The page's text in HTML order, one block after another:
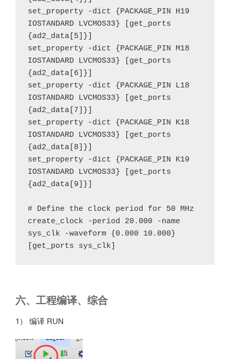
set_property -dict {PACKAGE_PIN H19
IOSTANDARD LVCMOS33} [get_ports
{ad2_data[5]}]
set_property -dict {PACKAGE_PIN M18
IOSTANDARD LVCMOS33} [get_ports
{ad2_data[6]}]
set_property -dict {PACKAGE_PIN L18
IOSTANDARD LVCMOS33} [get_ports
{ad2_data[7]}]
set_property -dict {PACKAGE_PIN K18
IOSTANDARD LVCMOS33} [get_ports
{ad2_data[8]}]
set_property -dict {PACKAGE_PIN K19
IOSTANDARD LVCMOS33} [get_ports
{ad2_data[9]}]
# Define the clock period for 50 MHz
create_clock -period 20.000 -name
sys_clk -waveform {0.000 10.000}
[get_ports sys_clk]
六、工程编译、综合
1） 编译 RUN